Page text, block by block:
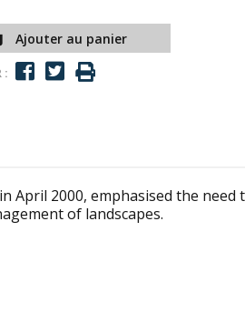
Ajouter au panier
:
April 2000, emphasised the
of landscapes.